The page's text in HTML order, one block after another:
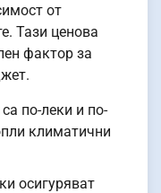
от
Тази ценова
фактор за
по-леки и по-
климатични
осигуряват